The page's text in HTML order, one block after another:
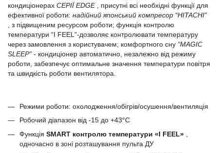
кондиціонерах СЕРІЇ EDGE, присутні всі необхідні функції для
ефективної роботи: надійний японський компресор “HITACHI”
, з підвищеним ресурсом роботи; функція контролю
температури “I FEEL”-дозволяє контролювати температуру
через замовлення з користувачем; комфортного сну “MAGIC
SLEEP” - кондиціонер автоматично, незалежно від режиму
роботи, забезпечує оптимальне значення температури повітря
та швидкість роботи вентилятора.
Режими роботи: охолодження/обігрів/осушення/вентиляція
Робочий діапазон від -15 до +43°C
Функція SMART контролю температури «I FEEL»
одночасно в зоні розташування пульта ДУ